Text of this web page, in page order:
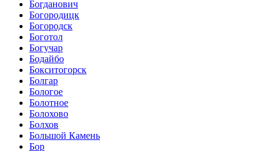
Богданович
Богородицк
Богородск
Боготол
Богучар
Бодайбо
Бокситогорск
Болгар
Бологое
Болотное
Болохово
Болхов
Большой Камень
Бор